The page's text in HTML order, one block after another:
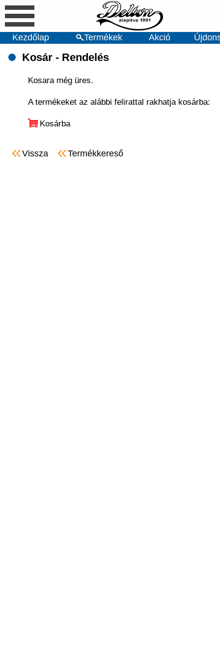
Kezdőlap Termékek Akció
Kosár - Rendelés
Kosara még üres.
A termékeket az alábbi felirattal rakhatja kosárba:
Kosárba
Vissza Termékkereső